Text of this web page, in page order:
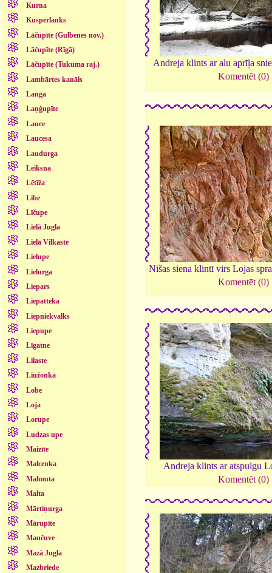
Kurna
Kusperlanks
Lāčupīte (Gulbenes nov.)
Lāčupīte (Rīgā)
Lāčupīte (Tukuma raj.)
Lambārtes kanāls
Langa
Laņģupīte
Lauce
Laucesa
Laudurga
Leiksna
Lētīža
Libe
Līčupe
Lielā Jugla
Lielā Vilkaste
Lielupe
Lielurga
Liepars
Liepatteka
Liepniekvalks
Liepupe
Līgatne
Lilaste
Liužonka
Lobe
Loja
Lorupe
Ludzas upe
Maizīte
Malcenka
Malmuta
Malta
Mārtiņurga
Mārupīte
Maučuve
Mazā Jugla
Mazbriede
Andreja klints ar alu aprīļa
Komentēt (0)
Nišas siena klintī virs Lojas
Komentēt (0)
Andreja klints ar atspulgu
Komentēt (0)